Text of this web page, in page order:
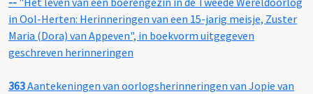
in Ool-Herten: Herinneringen van een 15-jarig meisje, Zuster
Maria (Dora) van Appeven", in boekvorm uitgegeven
geschreven herinneringen
363Aantekeningen van oorlogsherinneringen van Jopie van